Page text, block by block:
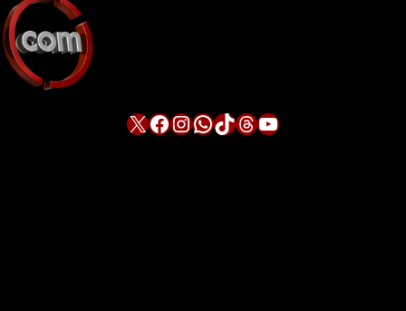
X Facebook InstagramWhatsApp TikTok Threads YouTube